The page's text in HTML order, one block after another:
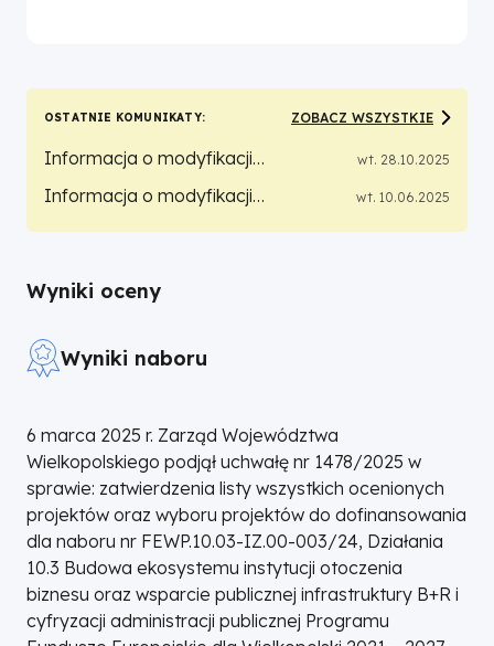
Europejskie
dla
Wielkopolski
OSTATNIE KOMUNIKATY ZOBACZ WSZYSTKIE
Informacja o modyfikacji
dokumentów związanych z
realizacją projektów:
wt. 28.10.2025
Informacja o modyfikacji
wt. 10.06.2025
Wyniki oceny
Wyniki naboru
6 marca 2025 r. Zarząd Województwa
Wielkopolskiego podjął uchwałę nr 1478/2025 w
sprawie: zatwierdzenia listy wszystkich ocenionych
projektów oraz wyboru projektów do dofinansowania
dla naboru nr FEWP.10.03-IZ.00-003/24, Działania
10.3 Budowa ekosystemu instytucji otoczenia
biznesu oraz wsparcie publicznej infrastruktury B+R i
cyfryzacji administracji publicznej Programu